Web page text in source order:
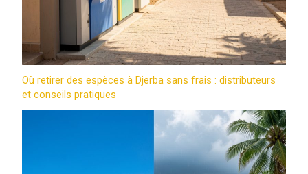
Où retirer des espèces à Djerba sans frais : distributeurs
et conseils pratiques